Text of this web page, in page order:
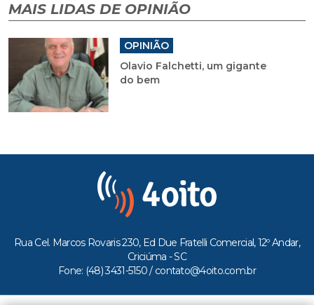
MAIS LIDAS DE OPINIÃO
OPINIÃO
Olavio Falchetti, um gigante
do bem
Rua Cel. Marcos Rovaris 230, Ed Due Fratelli Comercial, 12º Andar,
Criciúma - SC
Fone: (48) 3431-5150 / contato@4oito.com.br